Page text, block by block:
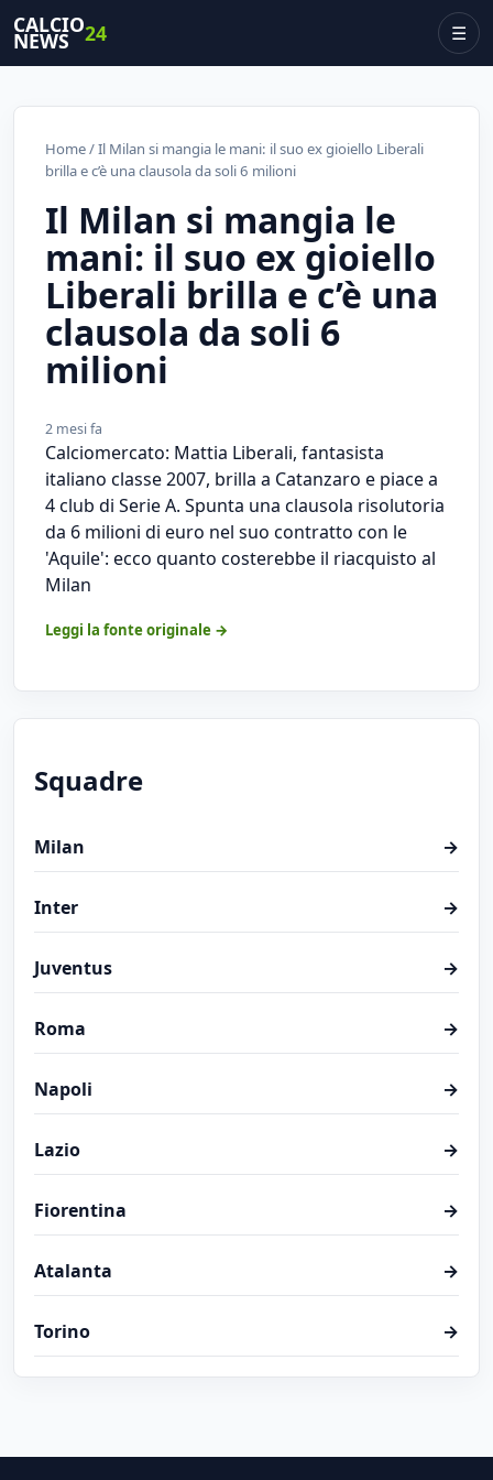
CALCIO
NEWS 24 ☰
Home/ Il Milan si mangia le mani: il suo ex gioiello Liberali
brilla e c’è una clausola da soli 6 milioni
Il Milan si mangia le
mani: il suo ex gioiello
Liberali brilla e c’è una
clausola da soli 6
milioni
2 mesi fa
Calciomercato: Mattia Liberali, fantasista
italiano classe 2007, brilla a Catanzaro e piace a
4 club di Serie A. Spunta una clausola risolutoria
da 6 milioni di euro nel suo contratto con le
'Aquile': ecco quanto costerebbe il riacquisto al
Milan
Leggi la fonte originale →
Squadre
Milan →
Inter →
Juventus →
Roma →
Napoli →
Lazio →
Fiorentina →
Atalanta →
Torino →